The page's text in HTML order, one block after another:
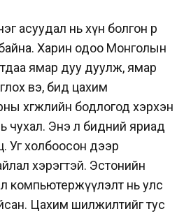
асуудал нь хүн болгон өөр
байна. Харин одоо Монголын
ямар дуу дуулж, ямар
вэ, бид цахим
хөгжлийн бодлогод хэрхэн
чухал. Энэ л бидний яриад
Уг холбоосон дээр
хэрэгтэй. Эстонийн
компьютержүүлэлт нь улс
Цахим шилжилтийг тус